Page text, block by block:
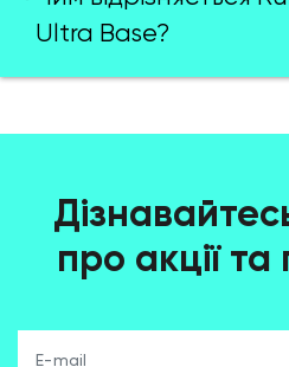
Ultra Base?
про акції та